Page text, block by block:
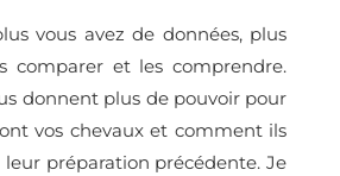
vous avez de données, plus
comparer et les comprendre.
donnent plus de pouvoir pour
vos chevaux et comment ils
préparation précédente. Je